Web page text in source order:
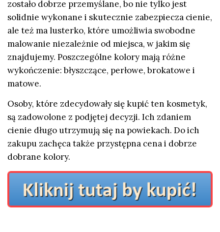
zostało dobrze przemyślane, bo nie tylko jest
solidnie wykonane i skutecznie zabezpiecza cienie,
ale też ma lusterko, które umożliwia swobodne
malowanie niezależnie od miejsca, w jakim się
znajdujemy. Poszczególne kolory mają różne
wykończenie: błyszczące, perłowe, brokatowe i
matowe.
Osoby, które zdecydowały się kupić ten kosmetyk,
są zadowolone z podjętej decyzji. Ich zdaniem
cienie długo utrzymują się na powiekach. Do ich
zakupu zachęca także przystępna cena i dobrze
dobrane kolory.